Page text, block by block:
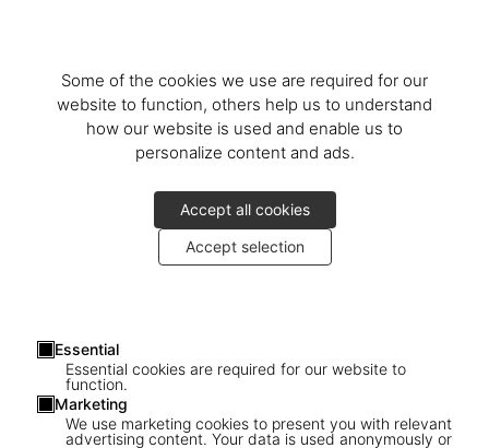
Some of the cookies we use are required for our
website to function, others help us to understand
how our website is used and enable us to
personalize content and ads.
Accept all cookies
Accept selection
Essential
Essential cookies are required for our website to
function.
Marketing
We use marketing cookies to present you with relevant
advertising content. Your data is used anonymously or